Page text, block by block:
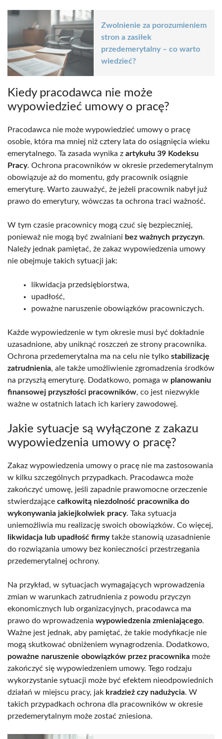
Zwolnienie za porozumieniem
stron a zasiłek
przedemerytalny – co warto
wiedzieć?
Kiedy pracodawca nie może
wypowiedzieć umowy o pracę?
Pracodawca nie może wypowiedzieć umowy o pracę
osobie, która ma mniej niż cztery lata do osiągnięcia wieku
emerytalnego. Ta zasada wynika z artykułu 39 Kodeksu
Pracy. Ochrona pracowników w okresie przedemerytalnym
obowiązuje aż do momentu, gdy pracownik osiągnie
emeryturę. Warto zauważyć, że jeżeli pracownik nabył już
prawo do emerytury, wówczas ta ochrona traci ważność.
W tym czasie pracownicy mogą czuć się bezpieczniej,
ponieważ nie mogą być zwalniani bez ważnych przyczyn.
Należy jednak pamiętać, że zakaz wypowiedzenia umowy
nie obejmuje takich sytuacji jak:
likwidacja przedsiębiorstwa,
upadłość,
poważne naruszenie obowiązków pracowniczych.
Każde wypowiedzenie w tym okresie musi być dokładnie
uzasadnione, aby uniknąć roszczeń ze strony pracownika.
Ochrona przedemerytalna ma na celu nie tylko stabilizację
zatrudnienia, ale także umożliwienie zgromadzenia środków
na przyszłą emeryturę. Dodatkowo, pomaga w planowaniu
finansowej przyszłości pracowników, co jest niezwykle
ważne w ostatnich latach ich kariery zawodowej.
Jakie sytuacje są wyłączone z zakazu
wypowiedzenia umowy o pracę?
Zakaz wypowiedzenia umowy o pracę nie ma zastosowania
w kilku szczególnych przypadkach. Pracodawca może
zakończyć umowę, jeśli zapadnie prawomocne orzeczenie
stwierdzające całkowitą niezdolność pracownika do
wykonywania jakiejkolwiek pracy. Taka sytuacja
uniemożliwia mu realizację swoich obowiązków. Co więcej,
likwidacja lub upadłość firmytakże stanowią uzasadnienie
do rozwiązania umowy bez konieczności przestrzegania
przedemerytalnej ochrony.
Na przykład, w sytuacjach wymagających wprowadzenia
zmian w warunkach zatrudnienia z powodu przyczyn
ekonomicznych lub organizacyjnych, pracodawca ma
prawo do wprowadzenia wypowiedzenia zmieniającego.
Ważne jest jednak, aby pamiętać, że takie modyfikacje nie
mogą skutkować obniżeniem wynagrodzenia. Dodatkowo,
poważne naruszenie obowiązków przez pracownika może
zakończyć się wypowiedzeniem umowy. Tego rodzaju
wykorzystanie sytuacji może być efektem nieodpowiednich
działań w miejscu pracy, jak kradzież czy nadużycia. W
takich przypadkach ochrona dla pracowników w okresie
przedemerytalnym może zostać zniesiona.